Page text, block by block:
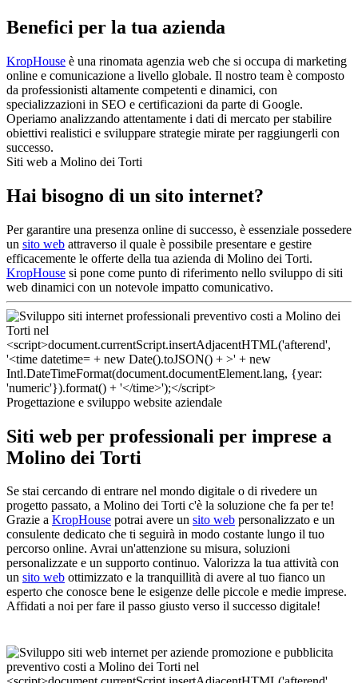
Benefici per la tua azienda
KropHouse è una rinomata agenzia web che si occupa di marketing
online e comunicazione a livello globale. Il nostro team è composto
da professionisti altamente competenti e dinamici, con
specializzazioni in SEO e certificazioni da parte di Google.
Operiamo analizzando attentamente i dati di mercato per stabilire
obiettivi realistici e sviluppare strategie mirate per raggiungerli con
successo.
Siti web a Molino dei Torti
Hai bisogno di un sito internet?
Per garantire una presenza online di successo, è essenziale possedere
un sito web attraverso il quale è possibile presentare e gestire
efficacemente le offerte della tua azienda di Molino dei Torti.
KropHouse si pone come punto di riferimento nello sviluppo di siti
web dinamici con un notevole impatto comunicativo.
Progettazione e sviluppo website aziendale
Siti web per professionali per imprese a
Molino dei Torti
Se stai cercando di entrare nel mondo digitale o di rivedere un
progetto passato, a Molino dei Torti c'è la soluzione che fa per te!
Grazie a KropHouse potrai avere un sito web personalizzato e un
consulente dedicato che ti seguirà in modo costante lungo il tuo
percorso online. Avrai un'attenzione su misura, soluzioni
personalizzate e un supporto continuo. Valorizza la tua attività con
un sito web ottimizzato e la tranquillità di avere al tuo fianco un
esperto che conosce bene le esigenze delle piccole e medie imprese.
Affidati a noi per fare il passo giusto verso il successo digitale!